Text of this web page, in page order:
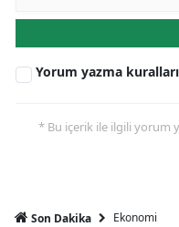
Yorum yazma
* Bu içerik ile ilgili yorum
Son Dakika Ekonomi